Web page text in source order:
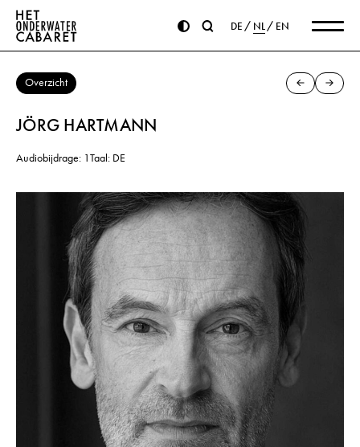
DE NL EN
Overzicht
JÖRG HARTMANN
Audiobijdrage: 1Taal: DE